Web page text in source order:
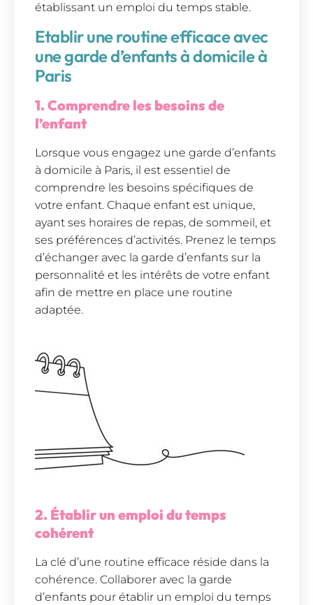
établissant un emploi du temps stable.
Etablir une routine efficace avec
une garde d’enfants à domicile à
Paris
1. Comprendre les besoins de
l’enfant
Lorsque vous engagez une garde d’enfants
à domicile à Paris, il est essentiel de
comprendre les besoins spécifiques de
votre enfant. Chaque enfant est unique,
ayant ses horaires de repas, de sommeil, et
ses préférences d’activités. Prenez le temps
d’échanger avec la garde d’enfants sur la
personnalité et les intérêts de votre enfant
afin de mettre en place une routine
adaptée.
2. Établir un emploi du temps
cohérent
La clé d’une routine efficace réside dans la
cohérence. Collaborer avec la garde
d’enfants pour établir un emploi du temps